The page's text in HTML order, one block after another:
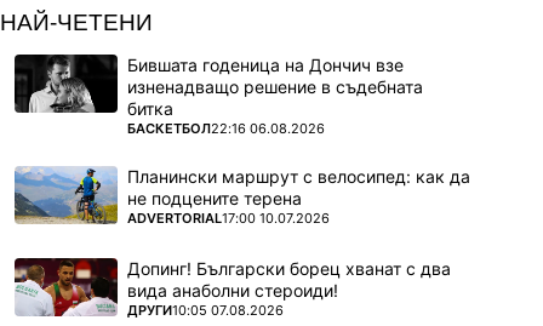
НАЙ-ЧЕТЕНИ
Бившата годеница на Дончич взе
изненадващо решение в съдебната
битка
ПОВЕЧЕ ОТ
БАСКЕТБОЛ22:16 06.08.2026
Планински маршрут с велосипед: как да
не подцените терена
ПОВЕЧЕ ОТ
ADVERTORIAL17:00 10.07.2026
Допинг! Български борец хванат с два
вида анаболни стероиди!
ПОВЕЧЕ ОТ
ДРУГИ10:05 07.08.2026